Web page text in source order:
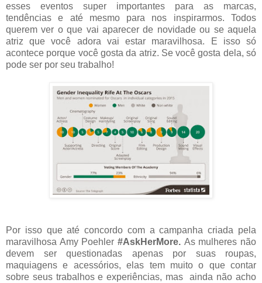
esses eventos super importantes para as marcas,
tendências e até mesmo para nos inspirarmos. Todos
querem ver o que vai aparecer de novidade ou se aquela
atriz que você adora vai estar maravilhosa. E isso só
acontece porque você gosta da atriz. Se você gosta dela, só
pode ser por seu trabalho!
Por isso que até concordo com a campanha criada pela
maravilhosa Amy Poehler #AskHerMore. As mulheres não
devem ser questionadas apenas por suas roupas,
maquiagens e acessórios, elas tem muito o que contar
sobre seus trabalhos e experiências, mas ainda não acho